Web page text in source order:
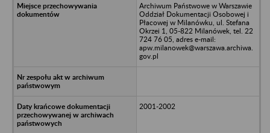
Archiwum Państwowe w Warszawie
Oddział Dokumentacji Osobowej i
Płacowej w Milanówku, ul. Stefana
Okrzei 1, 05-822 Milanówek, tel. 22
724 76 05, adres e-mail:
apw.milanowek@warszawa.archiwa.
gov.pl
2001-2002